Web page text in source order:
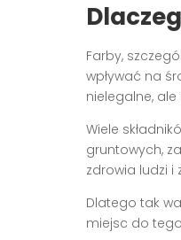
Farby,
wpływać na
nielegalne,
Wiele
gruntowych,
zdrowia ludzi i
Dlatego tak
miejsc do